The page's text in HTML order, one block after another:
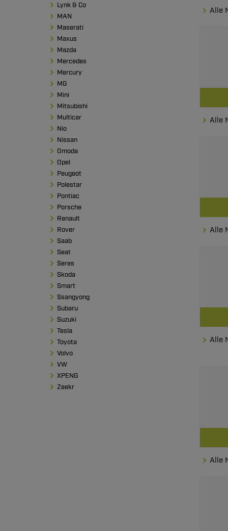
Lynk & Co
MAN
Maserati
Maxus
Mazda
Mercedes
Mercury
MG
Mini
Mitsubishi
Multicar
Nio
Nissan
Omoda
Opel
Peugeot
Polestar
Pontiac
Porsche
Renault
Rover
Saab
Seat
Seres
Skoda
Smart
Ssangyong
Subaru
Suzuki
Tesla
Toyota
Volvo
VW
XPENG
Zeekr
Alle
Alle
Alle
Alle
Alle